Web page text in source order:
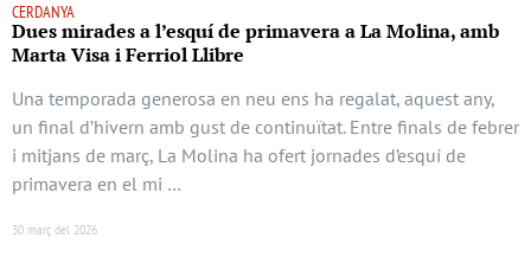
CERDANYA
Dues mirades a l’esquí de primavera a La Molina, amb
Marta Visa i Ferriol Llibre
Una temporada generosa en neu ens ha regalat, aquest any,
un final d’hivern amb gust de continuïtat. Entre finals de febrer
i mitjans de març, La Molina ha ofert jornades d’esquí de
primavera en el mi …
30 març del 2026